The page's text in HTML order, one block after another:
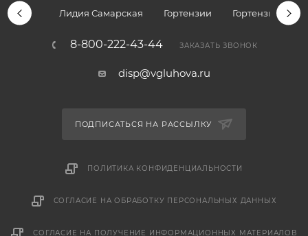
Лидия Самарская Гортензии Гортензии
8-800-222-43-44 ЗАКАЗАТЬ ЗВОНОК
disp@vgluhova.ru
ПОДПИСАТЬСЯ НА РАССЫЛКУ
ПОЛИТИКА КОНФИДЕНЦИАЛЬНОСТИ
СОГЛАСИЕ НА ОБРАБОТКУ ПЕРСОНАЛЬНЫХ ДАННЫХ
СОГЛАСИЕ НА ПОЛУЧЕНИЕ ИНФОРМАЦИОННЫХ МАТЕРИАЛОВ